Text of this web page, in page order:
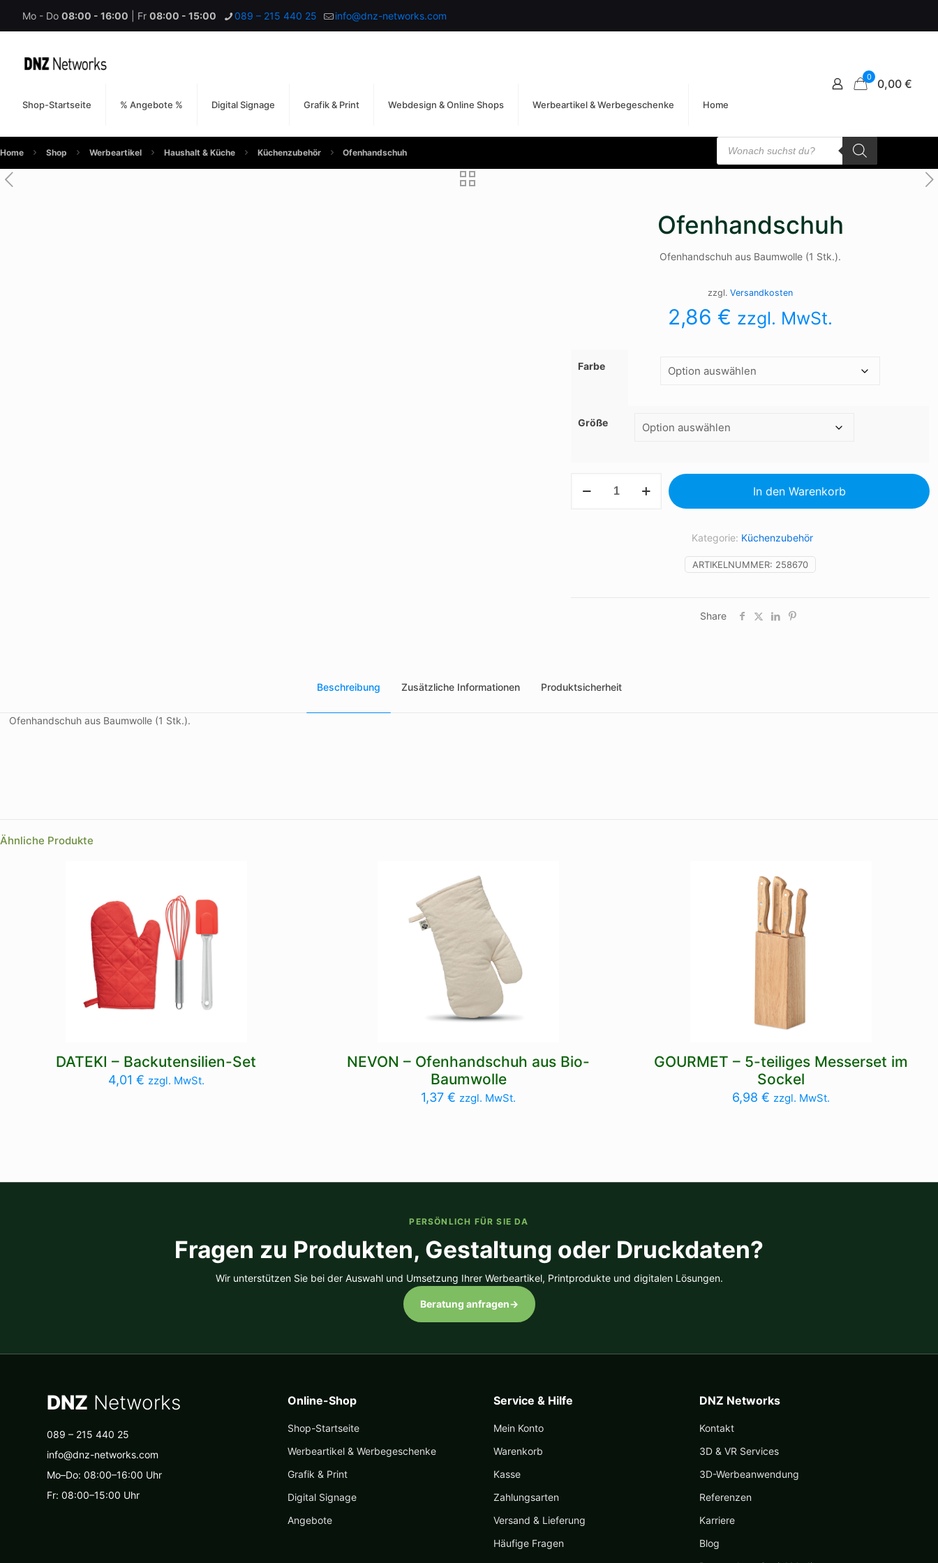
Mo - Do 08:00 - 16:00 | Fr 08:00 - 15:00 089 – 215 440 25 info@dnz-networks.com
Shop-Startseite % Angebote % Digital Signage Grafik & Print Webdesign & Online Shops Werbeartikel & Werbegeschenke Home
0 0,00 €
Home Shop Werbeartikel Haushalt & Küche Küchenzubehör Ofenhandschuh
Products
search
Ofenhandschuh
Ofenhandschuh aus Baumwolle (1 Stk.).
zzgl.Versandkosten
2,86 € zzgl. MwSt.
Farbe
Größe
Menge
In den Warenkorb
ARTIKELNUMMER: 258670
Kategorie: Küchenzubehör
Share
Beschreibung Zusätzliche Informationen Produktsicherheit
Ofenhandschuh aus Baumwolle (1 Stk.).
Ähnliche Produkte
DATEKI – Backutensilien-Set
4,01 € zzgl. MwSt.
NEVON – Ofenhandschuh aus Bio-
Baumwolle
1,37€ zzgl. MwSt.
GOURMET – 5-teiliges Messerset im
Sockel
6,98 € zzgl. MwSt.
PERSÖNLICH FÜR SIE DA
Fragen zu Produkten, Gestaltung oder Druckdaten?
Wir unterstützen Sie bei der Auswahl und Umsetzung Ihrer Werbeartikel, Printprodukte und digitalen Lösungen.
Beratung anfragen→
DNZ Networks
089 – 215 440 25
info@dnz-networks.com
Mo–Do: 08:00–16:00 Uhr
Fr: 08:00–15:00 Uhr
Online-Shop
Shop-Startseite
Werbeartikel & Werbegeschenke
Grafik & Print
Digital Signage
Angebote
Service & Hilfe
Mein Konto
Warenkorb
Kasse
Zahlungsarten
Versand & Lieferung
Häufige Fragen
DNZ Networks
Kontakt
3D & VR Services
3D-Werbeanwendung
Referenzen
Karriere
Blog